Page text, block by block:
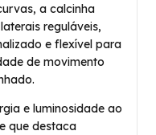
a calcinha
reguláveis,
e flexível para
de movimento
e luminosidade ao
que destaca